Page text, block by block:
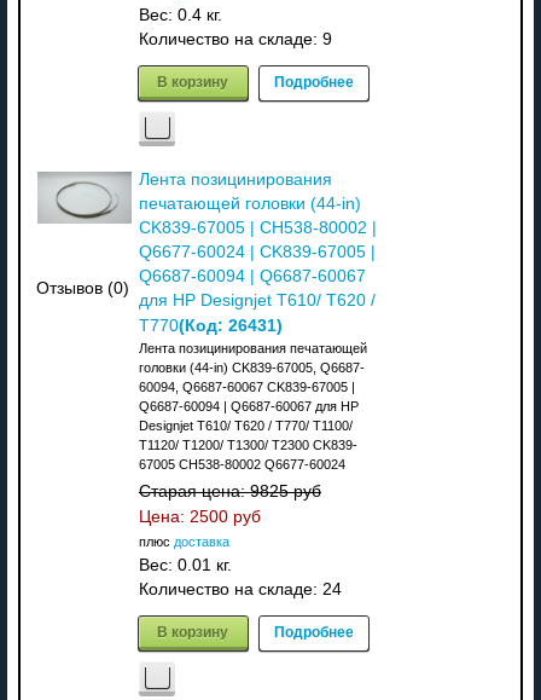
Вес: 0.4 кг.
Количество на складе: 9
В корзину Подробнее
Отзывов (0)
Лента позицинирования
печатающей головки (44-in)
CK839-67005 | CH538-80002 |
Q6677-60024 | CK839-67005 |
Q6687-60094 | Q6687-60067
для HP Designjet T610/ T620 /
T770(Код: 26431)
Лента позицинирования печатающей
головки (44-in) CK839-67005, Q6687-
60094, Q6687-60067 CK839-67005 |
Q6687-60094 | Q6687-60067 для HP
Designjet T610/ T620 / T770/ T1100/
T1120/ T1200/ T1300/ T2300 CK839-
67005 CH538-80002 Q6677-60024
Старая цена:9825 руб
Цена: 2500 руб
плюс доставка
Вес: 0.01 кг.
Количество на складе: 24
В корзину Подробнее